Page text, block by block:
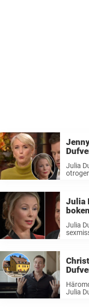
Julia
Julia
Julia
Julia